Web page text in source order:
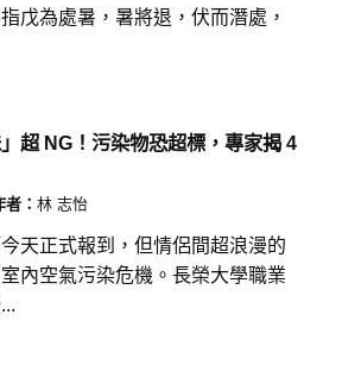
戊為處暑，暑將退，伏而潛處，
超 NG！污染物恐超標，專家揭 4
者： 林 志怡
天正式報到，但情侶間超浪漫的
內空氣污染危機。長榮大學職業